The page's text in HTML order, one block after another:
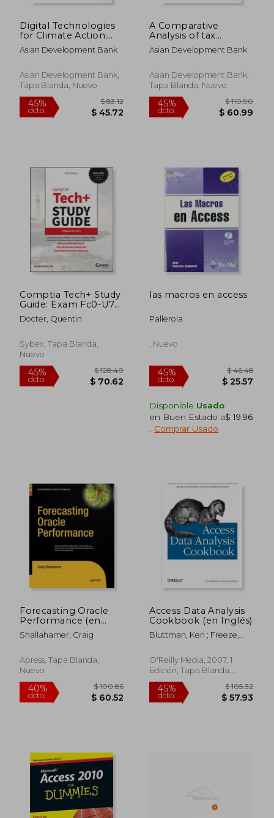
dcto.
45%
dcto.
Digital Technologies
for Climate Action;
Disaster Resilience;
And Environmental
Inglés)
Asian Development Bank
Asian Development Bank,
Tapa Blanda, Nuevo
45%
dcto.
A Comparative
Analysis of tax
Administration in Asia
and the Pacific: Fifth
Asian Development Bank
Asian Development Bank,
Tapa Blanda, Nuevo
45%
dcto.
Comptia Tech+ Study
Guide: Exam Fc0-U71
(en Inglés)
Docter, Quentin
Sybex, Tapa Blanda,
Nuevo
45% $ 128.40
las macros en access
Pallerola
, Nuevo
Disponible Usado
en Buen Estado a$ 19.96
Comprar Usado
Forecasting Oracle
Performance (en
Inglés)
Shallahamer, Craig
Apress, Tapa Blanda,
Nuevo
Access Data Analysis
Cookbook (en Inglés)
Bluttman, Ken ; Freeze,
O'Reilly Media, 2007, 1
Edición, Tapa Blanda,
Nuevo